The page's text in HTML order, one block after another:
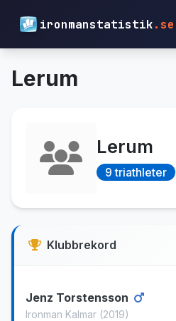
ironmanstatistik.se
Lerum
Lerum
9 triathleter
Klubbrekord
Jenz Torstensson
Ironman Kalmar (2019)